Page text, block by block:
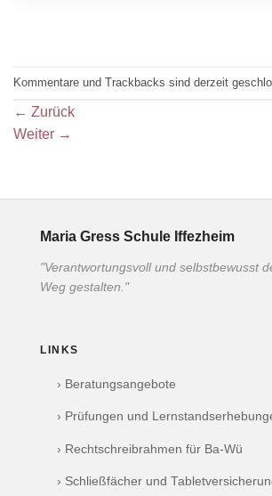
Kommentare und Trackbacks sind derzeit
← Zurück
Weiter →
Maria Gress Schule Iffezheim
"Verantwortungsvoll und selbstbewusst
Weg gestalten."
LINKS
› Beratungsangebote
› Prüfungen und
› Rechtschreibrahmen für Ba-Wü
› Schließfächer und